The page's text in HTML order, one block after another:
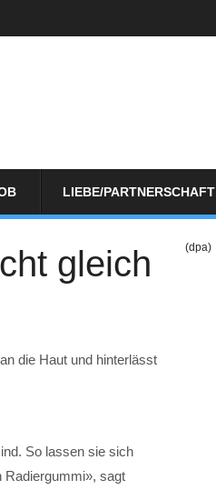
LIEBE/PARTNERSCHAFT
gleich
(dpa)
die Haut und hinterlässt
So lassen sie sich
Radiergummi», sagt